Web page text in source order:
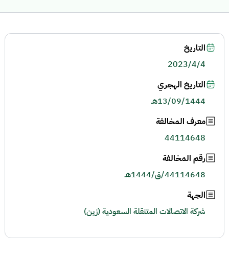
التاريخ
2023/4/4
التاريخ الهجري
13/09/1444هـ
معرف المخالفة
44114648
رقم المخالفة
44114648/ق/1444هـ
الجهة
شركة الاتصالات المتنقلة السعودية (زين)